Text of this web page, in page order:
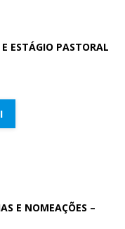
ESTÁGIO PASTORAL
E NOMEAÇÕES –